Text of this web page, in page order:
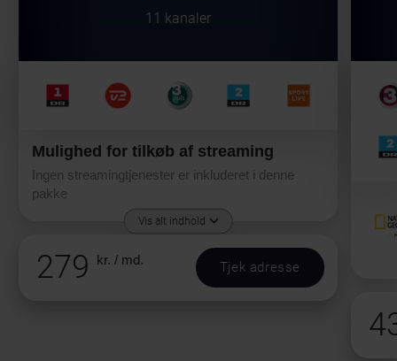
11 kanaler
Mulighed for tilkøb af streaming
Ingen streamingtjenester er inkluderet i denne
pakke
Vis alt indhold
279 kr. / md. Tjek adresse